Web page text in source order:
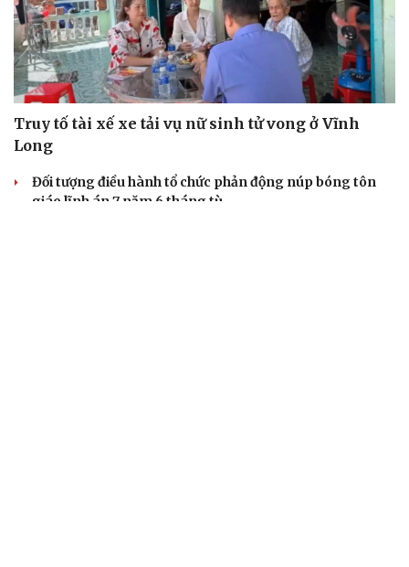
Truy tố tài xế xe tải vụ nữ sinh tử vong ở Vĩnh
Long
Đối tượng điều hành tổ chức phản động núp bóng tôn
giáo lĩnh án 7 năm 6 tháng tù